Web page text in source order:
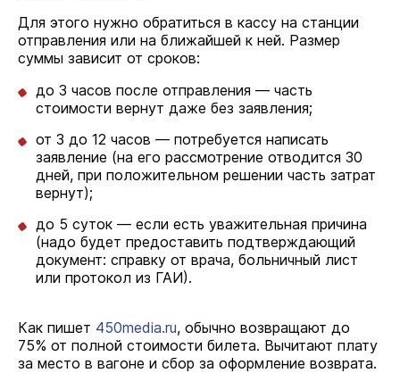
Для этого нужно обратиться в кассу на станции
отправления или на ближайшей к ней. Размер
суммы зависит от сроков:
до 3 часов после отправления — часть
стоимости вернут даже без заявления;
от 3 до 12 часов — потребуется написать
заявление (на его рассмотрение отводится 30
дней, при положительном решении часть затрат
вернут);
до 5 суток — если есть уважительная причина
(надо будет предоставить подтверждающий
документ: справку от врача, больничный лист
или протокол из ГАИ).
Как пишет 450media.ru, обычно возвращают до
75% от полной стоимости билета. Вычитают плату
за место в вагоне и сбор за оформление возврата.